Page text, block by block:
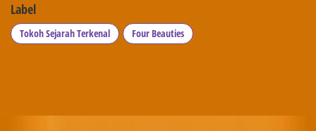
Label
Tokoh Sejarah Terkenal Four Beauties